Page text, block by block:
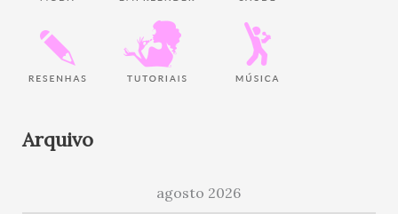
Arquivo
agosto 2026